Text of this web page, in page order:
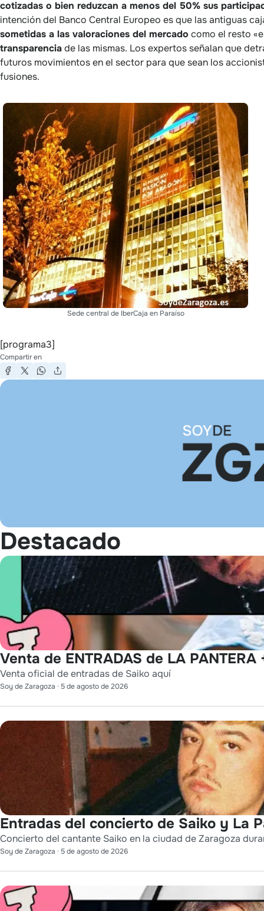
cotizadas o bien reduzcan a menos del 50% sus
intención del Banco Central Europeo es que las antiguas
sometidas a las valoraciones del mercado como el resto
transparenciade las mismas. Los expertos señalan que
futuros movimientos en el sector para que sean los
fusiones.
Sede central de IberCaja en Paraíso
[programa3]
Compartir en
Destacado
Venta de ENTRADAS de LA
Venta oficial de entradas de Saiko aquí
Soy de Zaragoza · 5 de agosto de 2026
Entradas del concierto de Saiko y La
Concierto del cantante Saiko en la ciudad de Zaragoza
Soy de Zaragoza · 5 de agosto de 2026